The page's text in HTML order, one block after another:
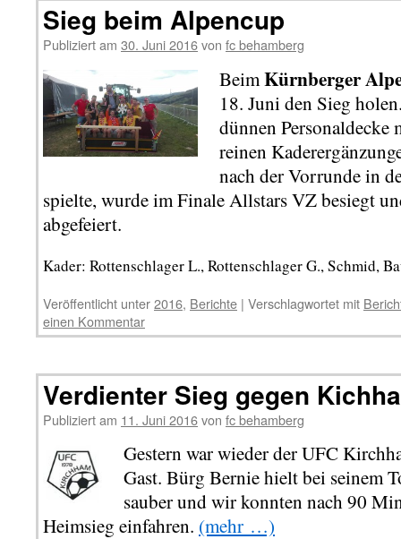
Sieg beim Alpencup
Publiziert am 30. Juni 2016von fc behamberg
BeimKürnberger
18. Juni den Sieg
dünnen Personaldecke
reinen
nach der Vorrunde in
spielte, wurde im Finale Allstars VZ besiegt
abgefeiert.
Kader: Rottenschlager L., Rottenschlager G., Schmid,
Veröffentlicht unter2016, Berichte | Verschlagwortet mit
einen Kommentar
Verdienter Sieg gegen
Publiziert am 11. Juni 2016von fc behamberg
Gestern war wieder der UFC
Gast. Bürg Bernie hielt bei seinem
sauber und wir konnten nach 90
Heimsieg einfahren. (mehr …)